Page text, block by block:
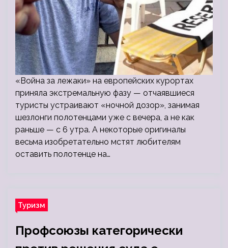
«Война за лежаки» на европейских курортах
приняла экстремальную фазу — отчаявшиеся
туристы устраивают «ночной дозор», занимая
шезлонги полотенцами уже с вечера, а не как
раньше — с 6 утра. А некоторые оригиналы
весьма изобретательно мстят любителям
оставить полотенце на…
Туризм
Профсоюзы категорически